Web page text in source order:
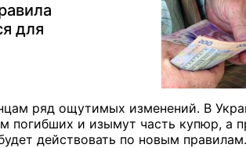
для
ряд ощутимых изменений. В
погибших и изымут часть купюр, а
действовать по новым правилам.